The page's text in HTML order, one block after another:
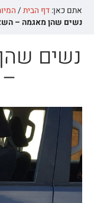
אתם כאן: דף הבית /
נשים שהן מאגמה –
נשים